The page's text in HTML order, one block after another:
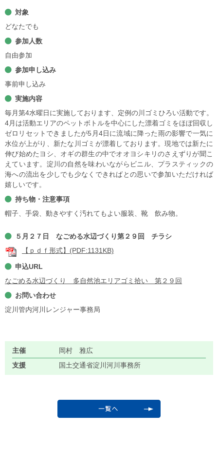
対象
どなたでも
参加人数
自由参加
参加申し込み
事前申し込み
実施内容
毎月第4水曜日に実施しております、定例の川ゴミひろい活動です。
4月は活動エリアのペットボトルを中心にした漂着ゴミをほぼ回収し
ゼロリセットできましたが5月4日に流域に降った雨の影響で一気に
水位が上がり、新たな川ゴミが漂着しております。現地では新たに
伸び始めたヨシ、オギの群生の中でオオヨシキリのさえずりが聞こ
えています。淀川の自然を味わいながらビニル、プラスティックの
海への流出を少しでも少なくできればとの思いで参加いただければ
嬉しいです。
持ち物・注意事項
帽子、手袋、動きやすく汚れてもよい服装、靴 飲み物。
５月２７日 なごめる水辺づくり第２９回 チラシ
【ｐｄｆ形式】(PDF:1131KB)
申込URL
なごめる水辺づくり 多自然池エリアゴミ拾い 第２９回
お問い合わせ
淀川管内河川レンジャー事務局
主催
岡村 雅広
支援
国土交通省淀川河川事務所